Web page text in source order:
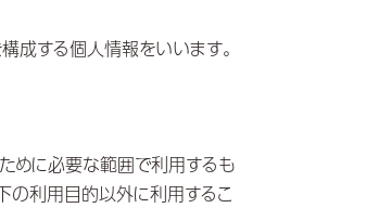
成する個人情報をいいます。
めに必要な範囲で利用するも
の利用目的以外に利用するこ